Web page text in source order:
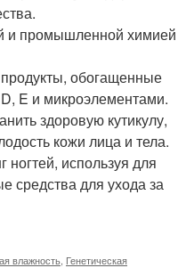
и промышленной химией
обогащенные
E и микроэлементами.
здоровую кутикулу,
кожи лица и тела.
ногтей, используя для
средства для ухода за
влажность Генетическая